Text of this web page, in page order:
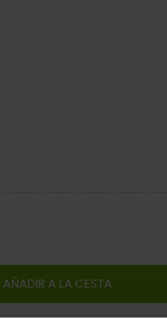
AÑADIR A LA CESTA